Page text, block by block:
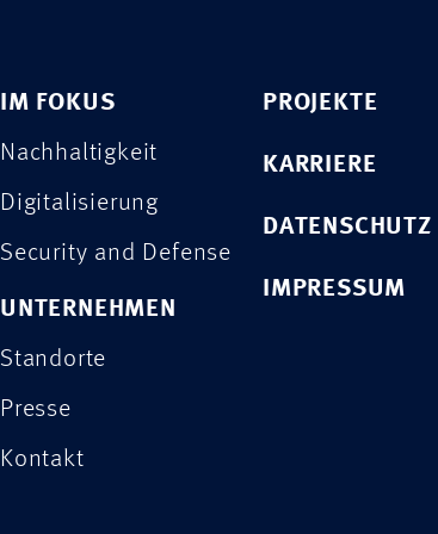
IM FOKUS
Nachhaltigkeit
Digitalisierung
Security and Defense
UNTERNEHMEN
Standorte
Presse
Kontakt
PROJEKTE
KARRIERE
DATENSCHUTZ
IMPRESSUM